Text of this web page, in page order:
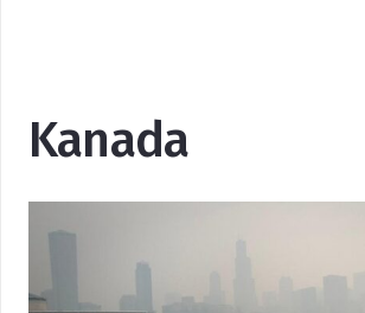
Kanada